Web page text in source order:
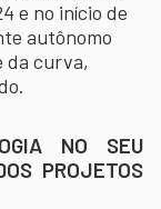
e no início de
autônomo
da curva,
NO SEU
PROJETOS